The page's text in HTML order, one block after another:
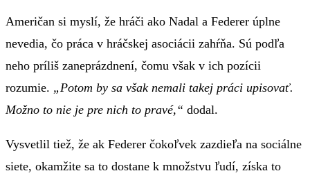
Američan si myslí, že hráči ako Nadal a Federer úplne
nevedia, čo práca v hráčskej asociácii zahŕňa. Sú podľa
neho príliš zaneprázdnení, čomu však v ich pozícii
rozumie. „Potom by sa však nemali takej práci upisovať.
Možno to nie je pre nich to pravé,“ dodal.
Vysvetlil tiež, že ak Federer čokoľvek zazdieľa na sociálne
siete, okamžite sa to dostane k množstvu ľudí, získa to